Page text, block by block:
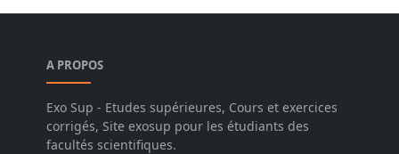
A PROPOS
Exo Sup - Etudes supérieures, Cours et exercices
corrigés, Site exosup pour les étudiants des
facultés scientifiques.